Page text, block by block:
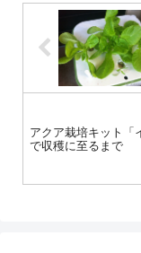
アクア栽培キット「
で収穫に至るまで